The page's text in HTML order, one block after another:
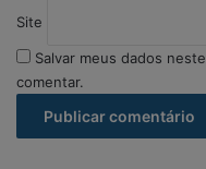
Site
Salvar meus dados
comentar.